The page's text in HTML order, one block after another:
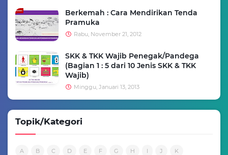
Berkemah : Cara Mendirikan Tenda
Pramuka
Rabu, November 21, 2012
SKK & TKK Wajib Penegak/Pandega
(Bagian 1 : 5 dari 10 Jenis SKK & TKK
Wajib)
Minggu, Januari 13, 2013
Topik/Kategori
A B C D E F G H I J K